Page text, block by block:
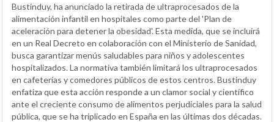
Bustinduy, ha anunciado la retirada de ultraprocesados de la
alimentación infantil en hospitales como parte del 'Plan de
aceleración para detener la obesidad'. Esta medida, que se incluirá
en un Real Decreto en colaboración con el Ministerio de Sanidad,
busca garantizar menús saludables para niños y adolescentes
hospitalizados. La normativa también limitará los ultraprocesados
en cafeterías y comedores públicos de estos centros. Bustinduy
enfatiza que esta acción responde a un clamor social y científico
ante el creciente consumo de alimentos perjudiciales para la salud
pública, que se ha triplicado en España en las últimas dos décadas.